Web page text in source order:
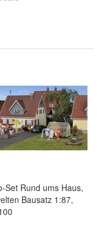
Set Rund ums Haus,
Bausatz 1:87,